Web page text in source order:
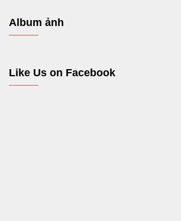
Album ảnh
Like Us on Facebook